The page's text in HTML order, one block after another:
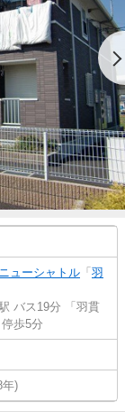
ューシャトル 「 羽
バス19分 「羽貫
歩5分
年)